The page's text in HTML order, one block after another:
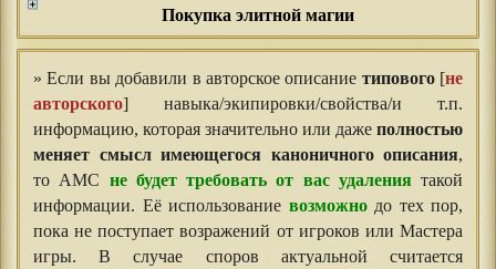
Покупка элитной магии
» Если вы добавили в авторское описание типового[не
авторского] навыка/экипировки/свойства/и т.п.
информацию, которая значительно или даже полностью
меняет смысл имеющегося каноничного описания,
то АМС не будет требовать от вас удалениятакой
информации. Её использование возможнодо тех пор,
пока не поступает возражений от игроков или Мастера
игры. В случае споров актуальной считается